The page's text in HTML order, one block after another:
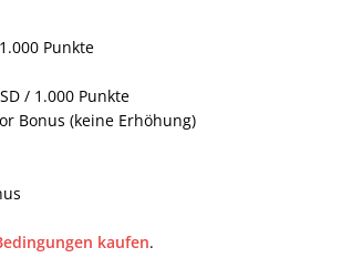
Punkte
/ 1.000 Punkte
Bonus (keine Erhöhung)
kaufen.